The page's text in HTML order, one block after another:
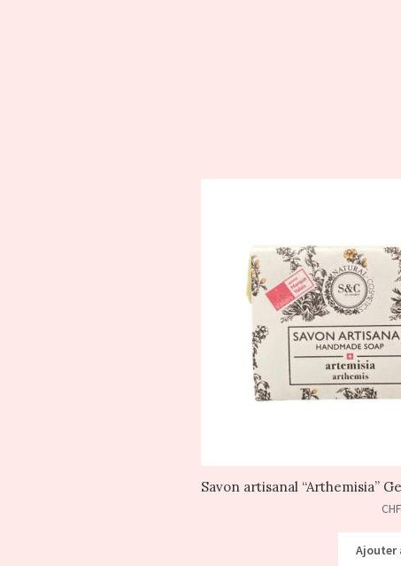
Savon artisanal “Arthemisia”
CHF
Ajouter